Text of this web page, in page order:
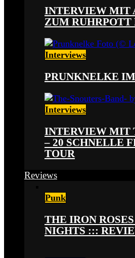
INTERVIEW MIT
ZUM RUHRPOTT
Interviews
PRUNKNELKE
Interviews
INTERVIEW MIT
– 20 SCHNELLE
TOUR
Reviews
Punk
THE IRON
NIGHTS :::